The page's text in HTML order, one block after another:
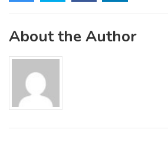
About the Author